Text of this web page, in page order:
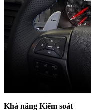
Khả năng Kiểm soát